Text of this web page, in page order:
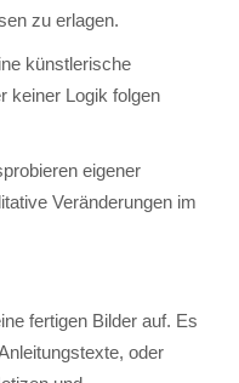
zu erlagen.
künstlerische
keiner Logik folgen
eigener
Veränderungen im
fertigen Bilder auf. Es
oder